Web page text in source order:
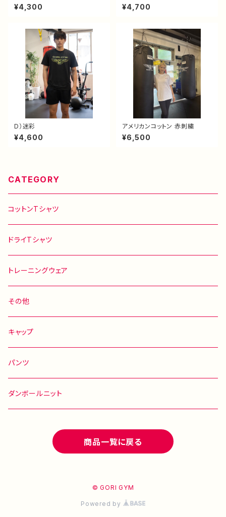
¥4,300 ¥4,700
D）迷彩
¥4,600
アメリカンコットン 赤刺繍
¥6,500
CATEGORY
コットンTシャツ
ドライTシャツ
トレーニングウェア
その他
キャップ
パンツ
ダンボールニット
商品一覧に戻る
© GORI GYM
Powered by